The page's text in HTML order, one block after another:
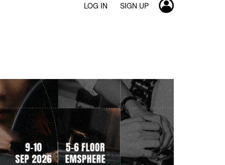
LOG IN SIGN UP